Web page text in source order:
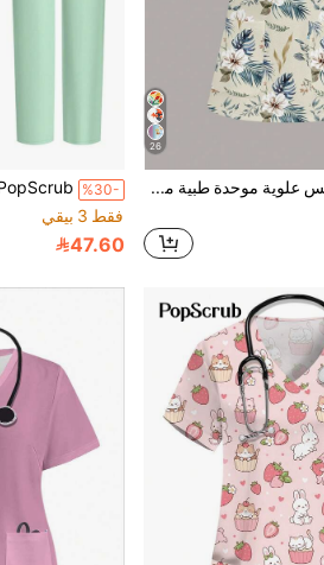
26
PopScrub ملابس علوية موحدة طبية مطبوعة بالزهور، مناسبة للعمل في مستشفيات الأطفال والحيوانات الأليفة
%30-
فقط 3 بيقي
47.60